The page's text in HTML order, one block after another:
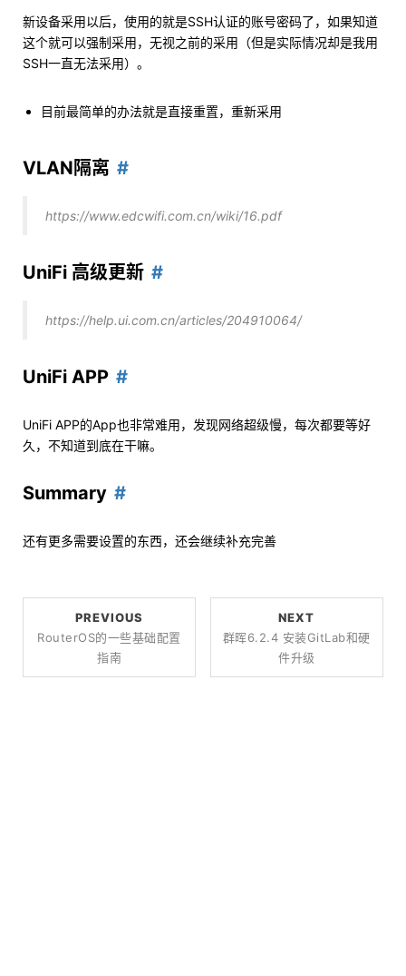
新设备采用以后，使用的就是SSH认证的账号密码了，如果知道
这个就可以强制采用，无视之前的采用（但是实际情况却是我用
SSH一直无法采用）。
目前最简单的办法就是直接重置，重新采用
VLAN隔离
https://www.edcwifi.com.cn/wiki/16.pdf
UniFi 高级更新
https://help.ui.com.cn/articles/204910064/
UniFi APP
UniFi APP的App也非常难用，发现网络超级慢，每次都要等好
久，不知道到底在干嘛。
Summary
还有更多需要设置的东西，还会继续补充完善
PREVIOUS
RouterOS的一些基础配置
指南
NEXT
群晖6.2.4 安装GitLab和硬
件升级